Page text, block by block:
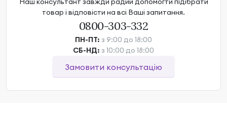
товар і відповісти на всі Ваші запитання.
0800-303-332
ПН-ПТ: з 9:00 до 18:00
СБ-НД: з 10:00 до 18:00
Замовити консультацію